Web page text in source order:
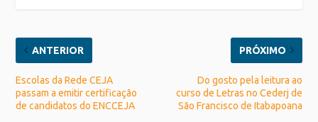
ANTERIOR
Escolas da Rede CEJA
passam a emitir certificação
de candidatos do ENCCEJA
PRÓXIMO
Do gosto pela leitura ao
curso de Letras no Cederj de
São Francisco de Itabapoana